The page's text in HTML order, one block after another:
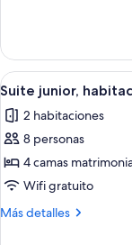
junior
(B2C-
CA)
Abrir
todas
las
fotos
de
Suite
junior,
4
Suite junior,
2 habitaciones
8 personas
4 camas
Wifi gratuito
Más detalles
Más